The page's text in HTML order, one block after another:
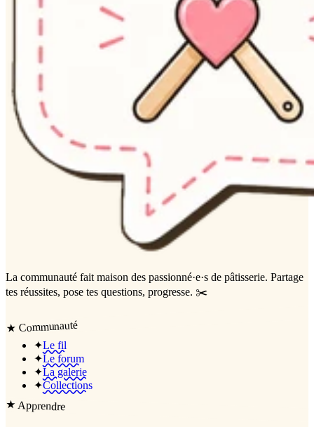
La communauté fait maison des passionné·e·s de pâtisserie. Partage
tes réussites, pose tes questions, progresse. ✂️
★ Communauté
✦Le fil
✦Le forum
✦La galerie
✦Collections
★Apprendre